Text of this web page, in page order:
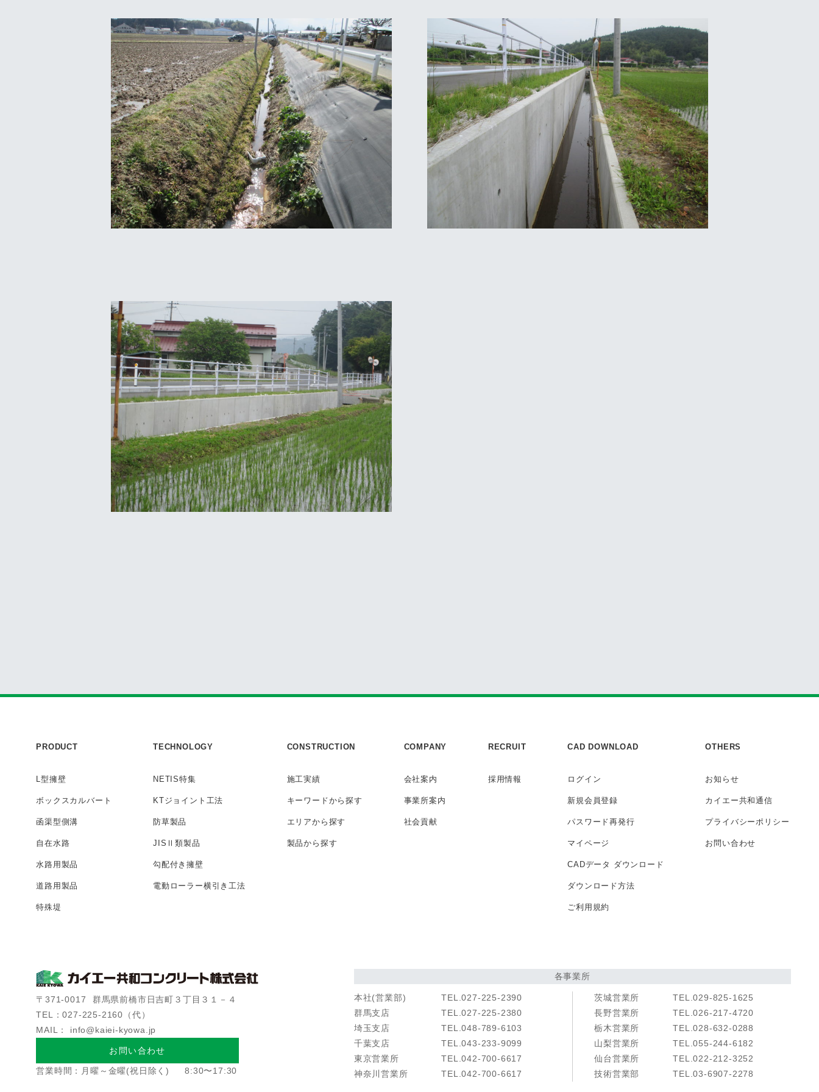
PRODUCT
L型擁壁
ボックス カルバート
函渠型側溝
自在水路
水路用製品
道路用製品
特殊堤
TECHNOLOGY
NETIS特集
KTジョイント工法
防草製品
JISⅡ類製品
勾配付き擁壁
電動ローラー横引き工法
CONSTRUCTION
施工実績
キーワードから探す
エリアから探す
製品から探す
COMPANY
会社案内
事業所案内
社会貢献
RECRUIT
採用情報
CAD DOWNLOAD
ログイン
新規会員登録
パスワード再発行
マイページ
CADデータ ダウンロード
ダウンロード方法
ご利用規約
OTHERS
お知らせ
カイエー共和通信
プライバシー ポリシー
お問い合わせ
〒371-0017
群馬県前橋市日吉町３丁目３１－４
TEL：027-225-2160（代）
MAIL： info@kaiei-kyowa.jp
お問い合わせ
営業時間：月曜～金曜(祝日除く) 8:30〜17:30
各事業所
本社(営業部)
TEL.027-225-2390
群馬支店
TEL.027-225-2380
埼玉支店
TEL.048-789-6103
千葉支店
TEL.043-233-9099
東京営業所
TEL.042-700-6617
神奈川営業所
TEL.042-700-6617
茨城営業所
TEL.029-825-1625
長野営業所
TEL.026-217-4720
栃木営業所
TEL.028-632-0288
山梨営業所
TEL.055-244-6182
仙台営業所
TEL.022-212-3252
技術営業部
TEL.03-6907-2278